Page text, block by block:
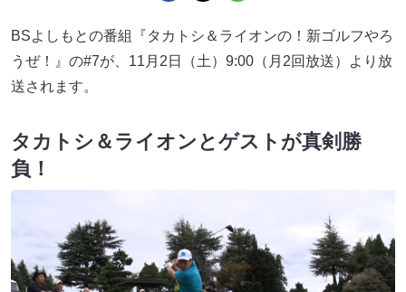
BSよしもとの番組『タカトシ＆ライオンの！新ゴルフやろ
うぜ！』の#7が、11月2日（土）9:00（月2回放送）より放
送されます。
タカトシ＆ライオンとゲストが真剣勝
負！